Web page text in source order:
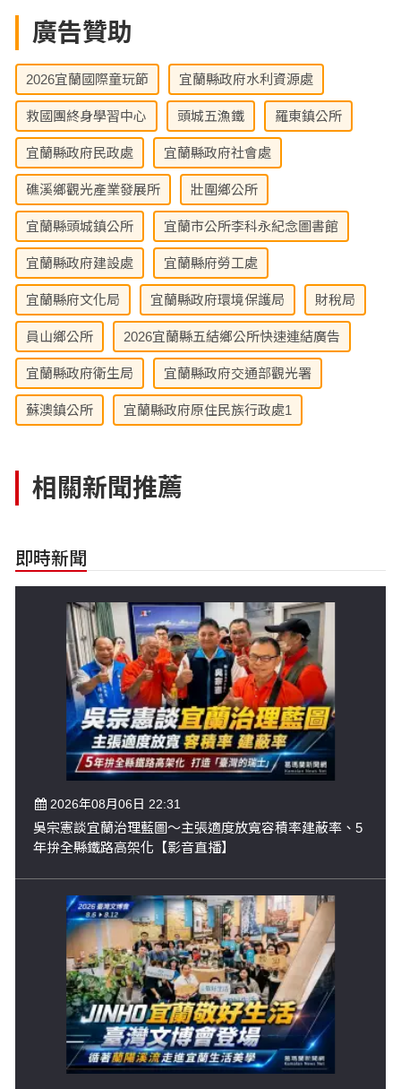
廣告贊助
2026宜蘭國際童玩節 宜蘭縣政府水利資源處
救國團終身學習中心 頭城五漁鐵 羅東鎮公所
宜蘭縣政府民政處 宜蘭縣政府社會處
礁溪鄉觀光產業發展所 壯圍鄉公所
宜蘭縣頭城鎮公所 宜蘭市公所李科永紀念圖書館
宜蘭縣政府建設處 宜蘭縣府勞工處
宜蘭縣府文化局 宜蘭縣政府環境保護局 財稅局
員山鄉公所 2026宜蘭縣五結鄉公所快速連結廣告
宜蘭縣政府衛生局 宜蘭縣政府交通部觀光署
蘇澳鎮公所 宜蘭縣政府原住民族行政處1
相關新聞推薦
即時新聞
2026年08月06日 22:31
吳宗憲談宜蘭治理藍圖～主張適度放寬容積率建蔽率、5
年拚全縣鐵路高架化【影音直播】